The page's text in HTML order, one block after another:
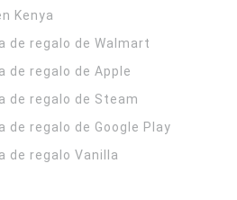
Kenya
de regalo de Walmart
de regalo de Apple
de regalo de Steam
de regalo de Google Play
de regalo Vanilla